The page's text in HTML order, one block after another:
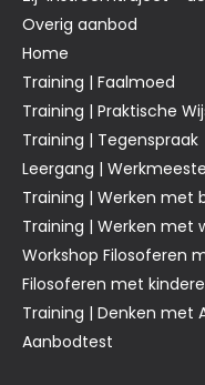
Overig aanbod
Home
Training | Faalmoed
Training | Praktische
Training | Tegenspraak
Leergang |
Training | Werken met
Training | Werken met
Workshop Filosoferen
Filosoferen met
Training | Denken met
Aanbodtest